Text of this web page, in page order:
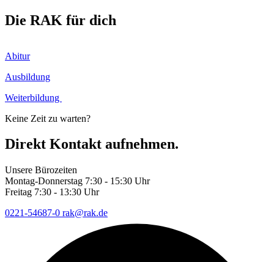
Die RAK für dich
Abitur
Ausbildung
Weiterbildung
Keine Zeit zu warten?
Direkt Kontakt aufnehmen.
Unsere Bürozeiten
Montag-Donnerstag 7:30 - 15:30 Uhr
Freitag 7:30 - 13:30 Uhr
0221-54687-0 rak@rak.de